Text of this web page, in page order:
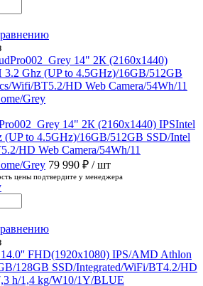
14" 2К (2160x1440) IPSIntel
(UP to 4.5GHz)/16GB/512GB SSD/Intel
HD Web Camera/54Wh/11
Grey 79 990 ₽ / шт
цены подтвердите у менеджера